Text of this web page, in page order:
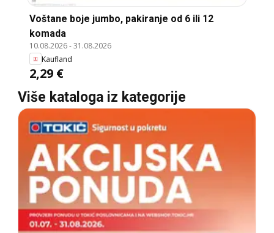
Voštane boje jumbo, pakiranje od 6 ili 12
komada
10.08.2026-31.08.2026
Kaufland
2,29 €
Više kataloga iz kategorije